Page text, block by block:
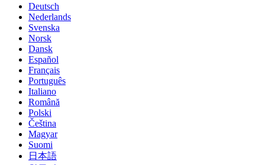
Deutsch
Nederlands
Svenska
Norsk
Dansk
Español
Français
Português
Italiano
Română
Polski
Čeština
Magyar
Suomi
日本語